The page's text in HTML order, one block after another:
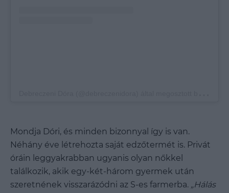
Mondja Dóri, és minden bizonnyal így is van.
Néhány éve létrehozta saját edzőtermét is. Privát
óráin leggyakrabban ugyanis olyan nőkkel
találkozik, akik egy-két-három gyermek után
szeretnének visszarázódni az S-es farmerba. „Hálás